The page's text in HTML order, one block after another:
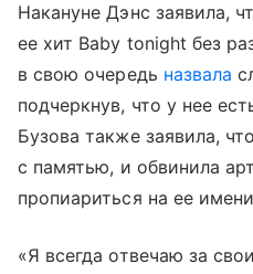
Накануне Дэнс заявила,
ее хит Baby tonight без
в свою очередь назвала
подчеркнув, что у нее
Бузова также заявила,
с памятью, и обвинила
пропиариться на ее
«Я всегда отвечаю за